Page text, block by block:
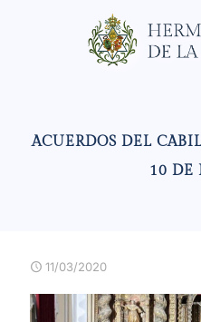
ACUERDOS DEL
10 DE
11/03/2020